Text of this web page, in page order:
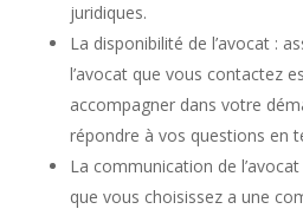
juridiques.
La disponibilité de l’avocat :
l’avocat que vous contactez
accompagner dans votre
répondre à vos questions en
La communication de
que vous choisissez a une